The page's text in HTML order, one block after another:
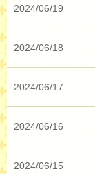
2024/06/19
2024/06/18
2024/06/17
2024/06/16
2024/06/15